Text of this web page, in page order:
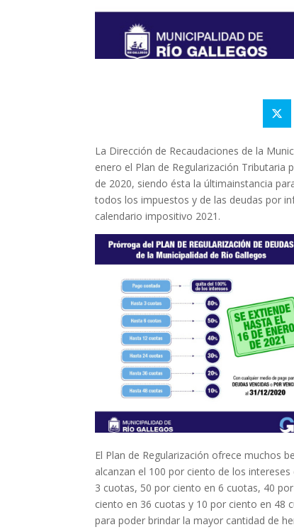
La Dirección de Recaudaciones de la
enero el Plan de Regularización Tributaria
de 2020, siendo ésta la últimainstancia
todos los impuestos y de las deudas por
calendario impositivo 2021.
El Plan de Regularización ofrece muchos
alcanzan el 100 por ciento de los
3 cuotas, 50 por ciento en 6 cuotas, 40
ciento en 36 cuotas y 10 por ciento en 48
para poder brindar la mayor cantidad de